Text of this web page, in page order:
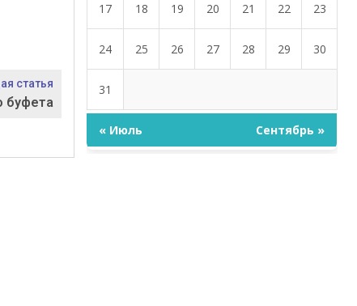
статья
буфета
17 18 19 20 21 22 23
24 25 26 27 28 29 30
31
« Июль Сентябрь »